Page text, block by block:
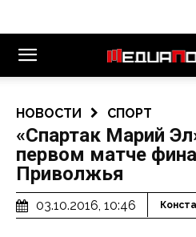
НОВОСТИ СПОРТ
«Спартак Марий
первом матче
Приволжья
03.10.2016, 10:46